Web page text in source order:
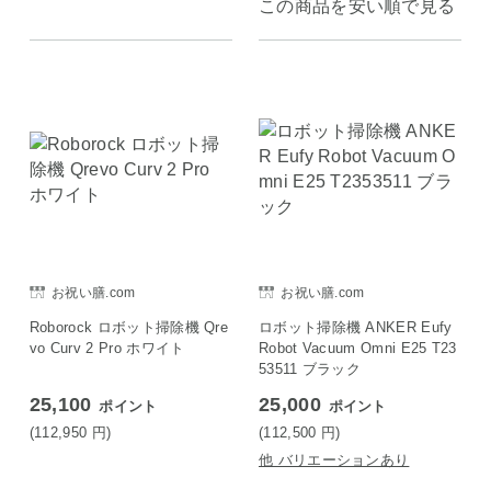
この商品を安い順で見る
お祝い膳.com
Roborock ロボット掃除機 Qre
vo Curv 2 Pro ホワイト
25,100 ポイント
(112,950 円)
お祝い膳.com
ロボット掃除機 ANKER Eufy
Robot Vacuum Omni E25 T23
53511 ブラック
25,000 ポイント
(112,500 円)
他 バリエーションあり